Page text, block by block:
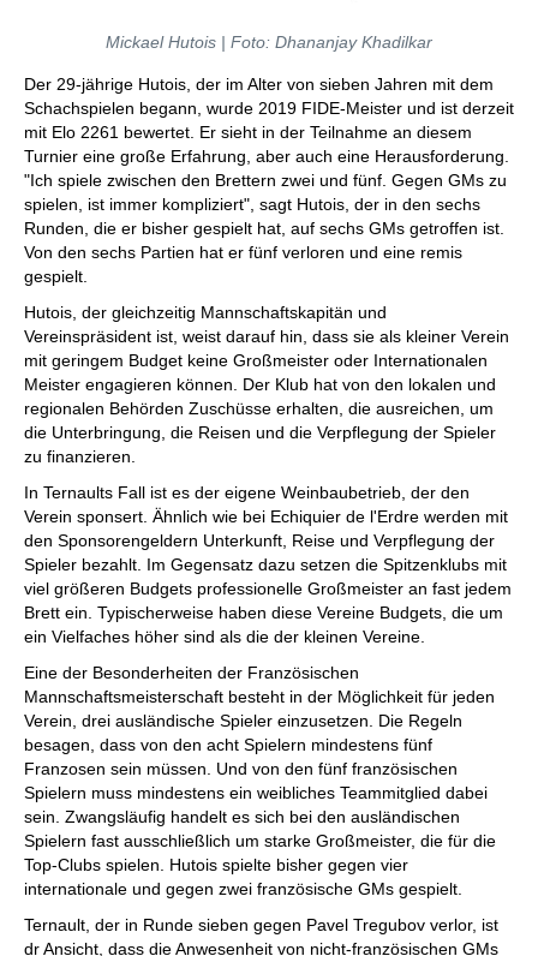
Mickael Hutois | Foto: Dhananjay Khadilkar
Der 29-jährige Hutois, der im Alter von sieben Jahren mit dem
Schachspielen begann, wurde 2019 FIDE-Meister und ist derzeit
mit Elo 2261 bewertet. Er sieht in der Teilnahme an diesem
Turnier eine große Erfahrung, aber auch eine Herausforderung.
"Ich spiele zwischen den Brettern zwei und fünf. Gegen GMs zu
spielen, ist immer kompliziert", sagt Hutois, der in den sechs
Runden, die er bisher gespielt hat, auf sechs GMs getroffen ist.
Von den sechs Partien hat er fünf verloren und eine remis
gespielt.
Hutois, der gleichzeitig Mannschaftskapitän und
Vereinspräsident ist, weist darauf hin, dass sie als kleiner Verein
mit geringem Budget keine Großmeister oder Internationalen
Meister engagieren können. Der Klub hat von den lokalen und
regionalen Behörden Zuschüsse erhalten, die ausreichen, um
die Unterbringung, die Reisen und die Verpflegung der Spieler
zu finanzieren.
In Ternaults Fall ist es der eigene Weinbaubetrieb, der den
Verein sponsert. Ähnlich wie bei Echiquier de l'Erdre werden mit
den Sponsorengeldern Unterkunft, Reise und Verpflegung der
Spieler bezahlt. Im Gegensatz dazu setzen die Spitzenklubs mit
viel größeren Budgets professionelle Großmeister an fast jedem
Brett ein. Typischerweise haben diese Vereine Budgets, die um
ein Vielfaches höher sind als die der kleinen Vereine.
Eine der Besonderheiten der Französischen
Mannschaftsmeisterschaft besteht in der Möglichkeit für jeden
Verein, drei ausländische Spieler einzusetzen. Die Regeln
besagen, dass von den acht Spielern mindestens fünf
Franzosen sein müssen. Und von den fünf französischen
Spielern muss mindestens ein weibliches Teammitglied dabei
sein. Zwangsläufig handelt es sich bei den ausländischen
Spielern fast ausschließlich um starke Großmeister, die für die
Top-Clubs spielen. Hutois spielte bisher gegen vier
internationale und gegen zwei französische GMs gespielt.
Ternault, der in Runde sieben gegen Pavel Tregubov verlor, ist
dr Ansicht, dass die Anwesenheit von nicht-französischen GMs